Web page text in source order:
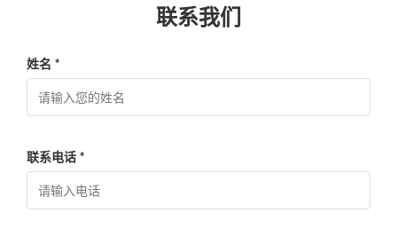
联系我们
姓名 *
联系电话 *